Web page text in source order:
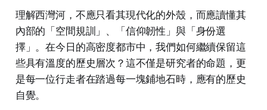
理解西灣河，不應只看其現代化的外殼，而應讀懂其
內部的「空間規訓」、「信仰韌性」與「身份選
擇」。在今日的高密度都市中，我們如何繼續保留這
些具有溫度的歷史層次？這不僅是研究者的命題，更
是每一位行走者在踏過每一塊鋪地石時，應有的歷史
自覺。